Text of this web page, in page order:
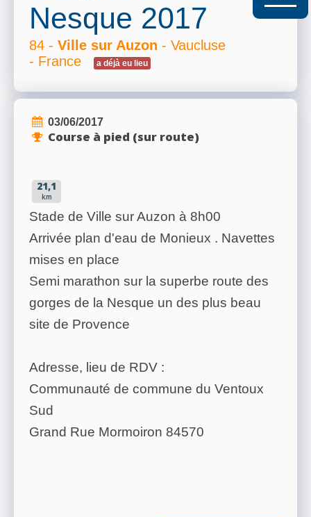
Nesque 2017
84 - Ville sur Auzon - Vaucluse
- France
a déjà eu lieu
03/06/2017
Course à pied (sur route)
21,1
km
Stade de Ville sur Auzon à 8h00
Arrivée plan d'eau de Monieux . Navettes
mises en place
Semi marathon sur la superbe route des
gorges de la Nesque un des plus beau
site de Provence
Adresse, lieu de RDV :
Communauté de commune du Ventoux
Sud
Grand Rue Mormoiron 84570